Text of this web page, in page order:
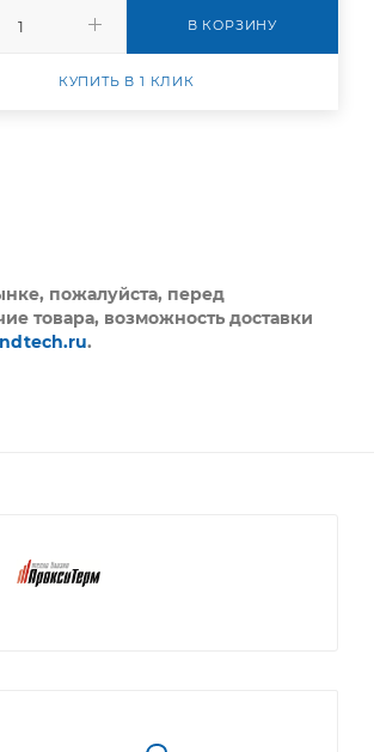
В КОРЗИНУ
КУПИТЬ В 1 КЛИК
пожалуйста, перед
товара, возможность доставки
.